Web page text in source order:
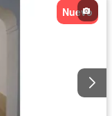
Nuevo